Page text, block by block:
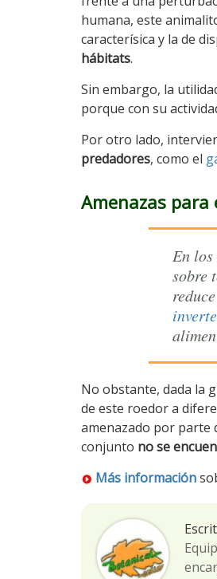
humana, este
caracterísica y la de
hábitats.
Sin embargo, la
porque con su
Por otro lado,
predadores, como el
Amenazas
En
sobre
No obstante, dada la
de este roedor a
amenazado por parte
conjunto no se
Más información